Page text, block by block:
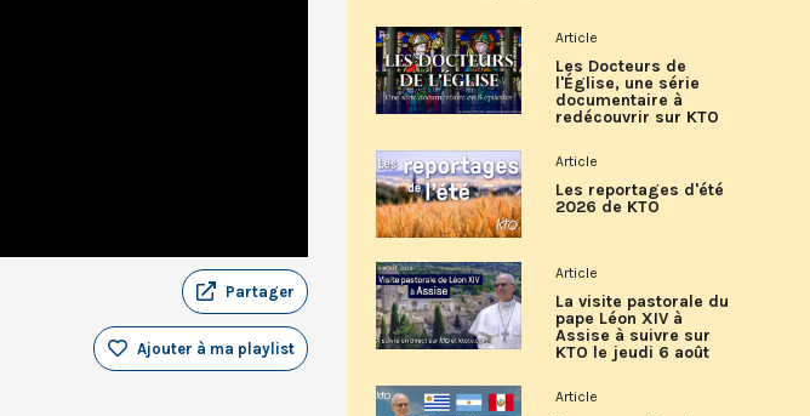
Partager
Ajouter à ma playlist
Article
Les Docteurs de
l'Église, une série
documentaire à
redécouvrir sur KTO
Article
Les reportages d'été
2026 de KTO
Article
La visite pastorale du
pape Léon XIV à
Assise à suivre sur
KTO le jeudi 6 août
Article